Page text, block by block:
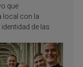
que
local con la
de las